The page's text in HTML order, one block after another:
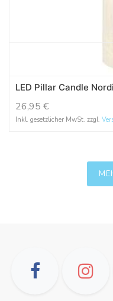
LED Pillar Candle
26,95 €
Inkl. gesetzlicher MwSt. zzgl.